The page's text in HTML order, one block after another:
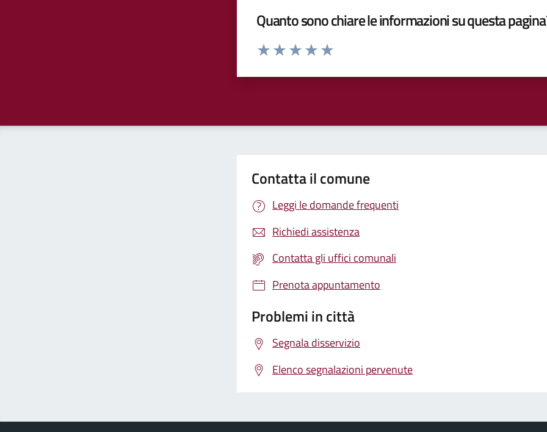
Quanto sono chiare le informazioni su questa
Valuta da 1 a 5 stelle la pagina
Contatta il comune
Leggi le domande frequenti
Richiedi assistenza
Contatta gli uffici comunali
Prenota appuntamento
Problemi in città
Segnala disservizio
Elenco segnalazioni pervenute